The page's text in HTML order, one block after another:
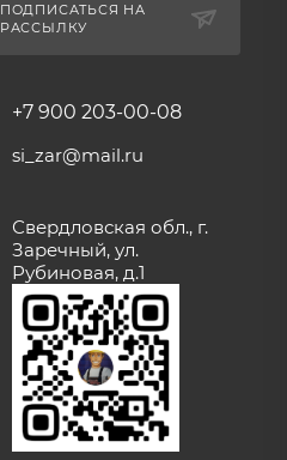
ПОДПИСАТЬСЯ НА
РАССЫЛКУ
+7 900 203-00-08
si_zar@mail.ru
Свердловская обл., г.
Заречный, ул.
Рубиновая, д.1